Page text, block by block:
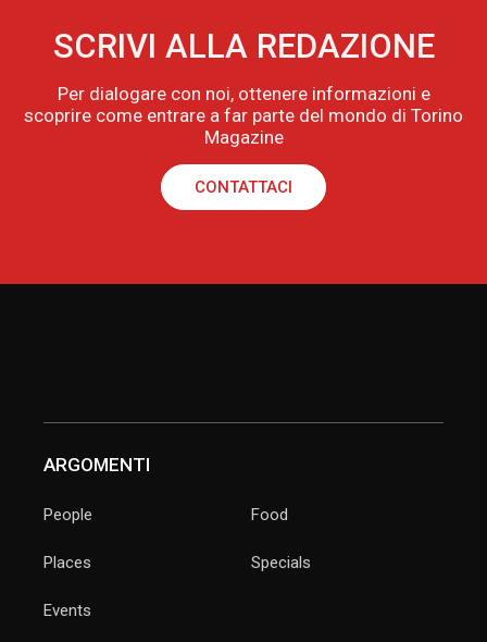
SCRIVI ALLA REDAZIONE
Per dialogare con noi, ottenere informazioni e
scoprire come entrare a far parte del mondo di Torino
Magazine
CONTATTACI
ARGOMENTI
People
Places
Events
Food
Specials